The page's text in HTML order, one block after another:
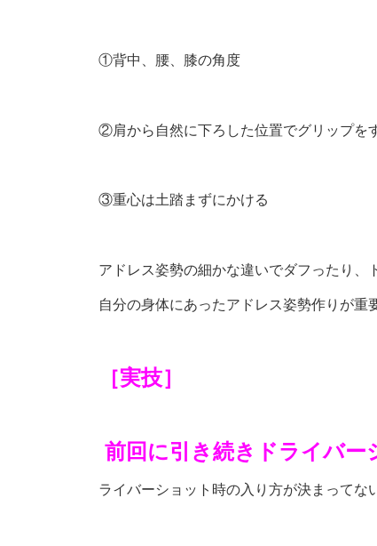
①背中、腰、膝の角度
②肩から自然に下ろした位置でグリップを
③重心は土踏まずにかける
アドレス姿勢の細かな違いでダフったり
自分の身体にあったアドレス姿勢作りが重
［実技］
前回に引き続きドライバー
ライバーショット時の入り方が決まって